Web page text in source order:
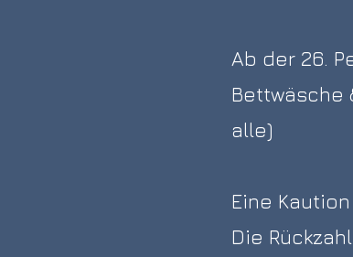
Ab der 26.
Bettwäsche
alle)
​Eine
Die